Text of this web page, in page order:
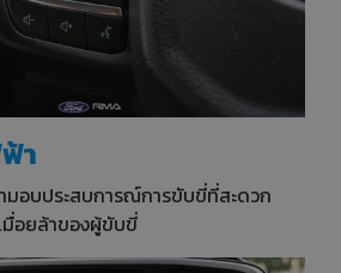
า
อบประสบการณ์การขับขี่ที่สะดวก
มื่อยล้าของผู้ขับขี่